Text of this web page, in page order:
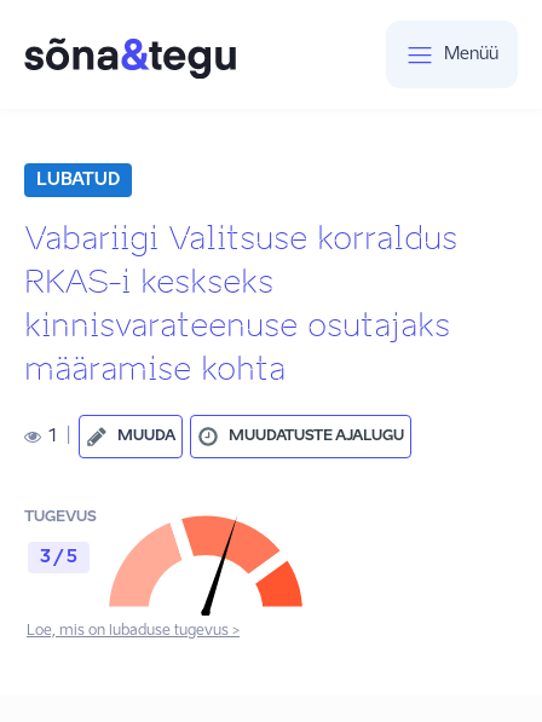
Menüü
LUBATUD
Vabariigi Valitsuse korraldus
RKAS-i keskseks
kinnisvarateenuse osutajaks
määramise kohta
1 MUUDA MUUDATUSTE AJALUGU
TUGEVUS
3 / 5
Loe, mis on lubaduse tugevus >